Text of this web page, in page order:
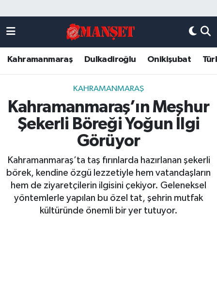
Kahramanmaraş Dulkadiroğlu Onikişubat
KAHRAMANMARAŞ
Kahramanmaraş’ın Meşhur
Şekerli Böreği Yoğun İlgi
Görüyor
Kahramanmaraş’ta taş fırınlarda hazırlanan şekerli
börek, kendine özgü lezzetiyle hem vatandaşların
hem de ziyaretçilerin ilgisini çekiyor. Geleneksel
yöntemlerle yapılan bu özel tat, şehrin mutfak
kültüründe önemli bir yer tutuyor.
DULKADİROĞLU
KAHRAMANMARAŞ
ONİKİŞUBAT
Künye
Kahramanmaraş Nöbetçi Eczaneler
Kahramanmaraş Hava Durumu
Kahramanmaraş Trafik Yoğunluk Haritası
Süper Lig Puan Durumu ve Fikstür
Tüm Manşetler
Son Dakika Haberleri
Haber Arşivi